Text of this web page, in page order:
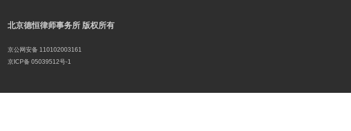
北京德恒律师事务所 版权所有
京公网安备 110102003161
京ICP备 05039512号-1